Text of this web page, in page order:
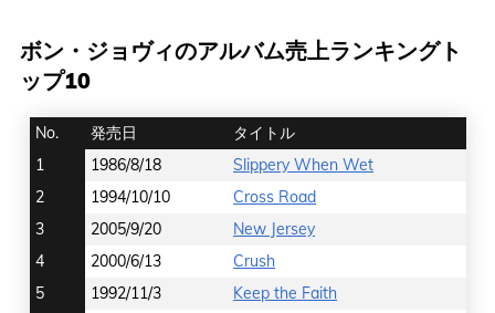
ボン・ジョヴィのアルバム売上ランキングト
ップ10
No. 発売日
タイトル
1
1986/8/18
Slippery When Wet
2
1994/10/10
Cross Road
3
2005/9/20
New Jersey
4
2000/6/13
Crush
5
1992/11/3
Keep the Faith